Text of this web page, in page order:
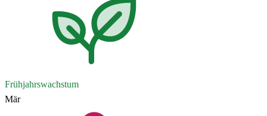
Frühjahrswachstum
Mär